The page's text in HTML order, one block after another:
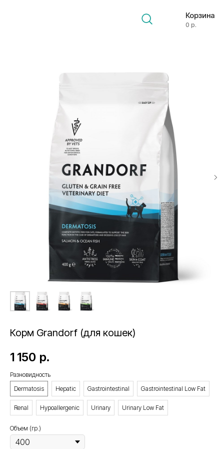
Корзина
0 р.
Корм Grandorf (для кошек)
1 150 р.
Разновидность
Dermatosis
Hepatic Gastrointestinal Gastrointestinal Low Fat
Renal Hypoallergenic Urinary Urinary Low Fat
Объем (гр.)